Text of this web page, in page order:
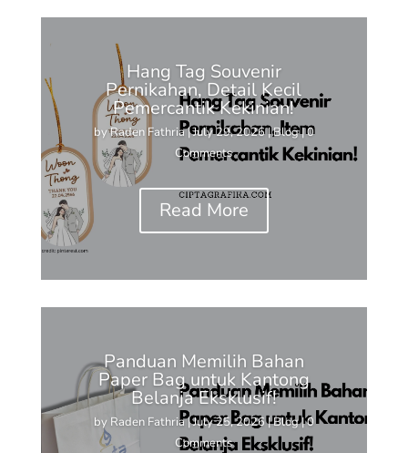
Hang Tag Souvenir
Pernikahan, Detail Kecil
Pemercantik Kekinian!
byRaden Fathria|July 29, 2026|Blog| 0
Comments
Read More
Panduan Memilih Bahan
Paper Bag untuk Kantong
Belanja Eksklusif!
by Raden Fathria|July 25, 2026|Blog| 0
Comments